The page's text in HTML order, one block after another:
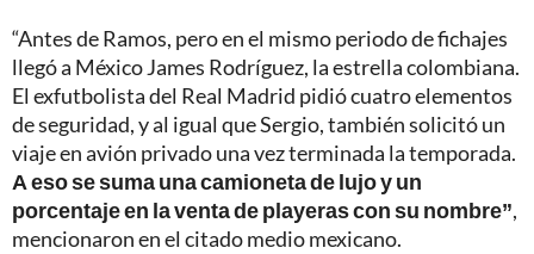
“Antes de Ramos, pero en el mismo periodo de fichajes
llegó a México James Rodríguez, la estrella colombiana.
El exfutbolista del Real Madrid pidió cuatro elementos
de seguridad, y al igual que Sergio, también solicitó un
viaje en avión privado una vez terminada la temporada.
A eso se suma una camioneta de lujo y un
porcentaje en la venta de playeras con su nombre”,
mencionaron en el citado medio mexicano.